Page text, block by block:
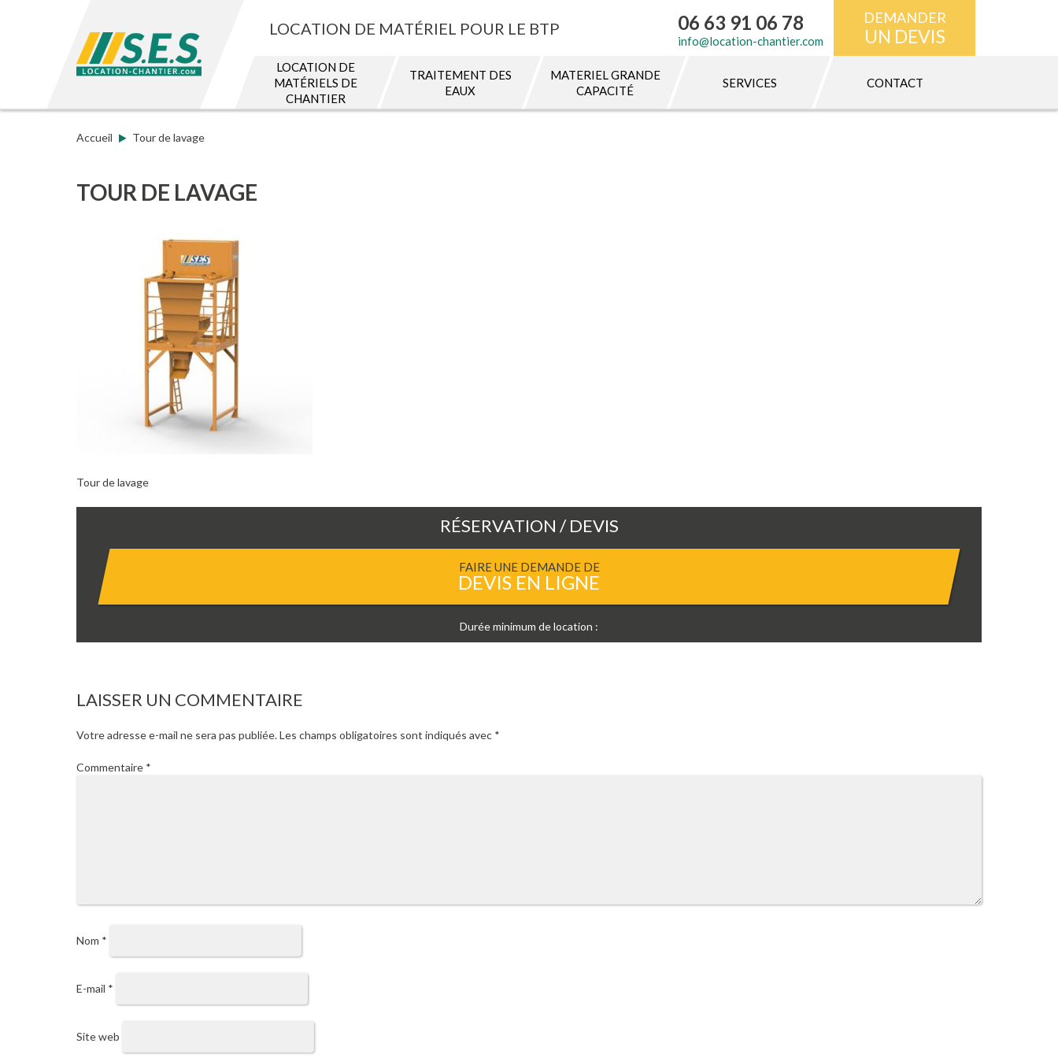
LOCATION DE MATÉRIEL POUR LE BTP 06 63 91 06 78
info@location-chantier.com
DEMANDER
UN DEVIS
LOCATION DE
MATÉRIELS DE
CHANTIER
TRAITEMENT DES
EAUX
MATERIEL GRANDE
CAPACITÉ
SERVICES CONTACT
Accueil Tour de lavage
TOUR DE LAVAGE
Tour de lavage
RÉSERVATION / DEVIS
FAIRE UNE DEMANDE DE
DEVIS EN LIGNE
Durée minimum de location :
LAISSER UN COMMENTAIRE
Votre adresse e-mail ne sera pas publiée.Les champs obligatoires sont indiqués avec *
Commentaire *
Nom *
E-mail *
Site web